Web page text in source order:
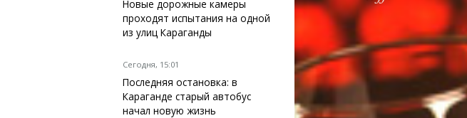
Новые дорожные камеры
проходят испытания на одной
из улиц Караганды
Сегодня, 15:01
Последняя остановка: в
Караганде старый автобус
начал новую жизнь